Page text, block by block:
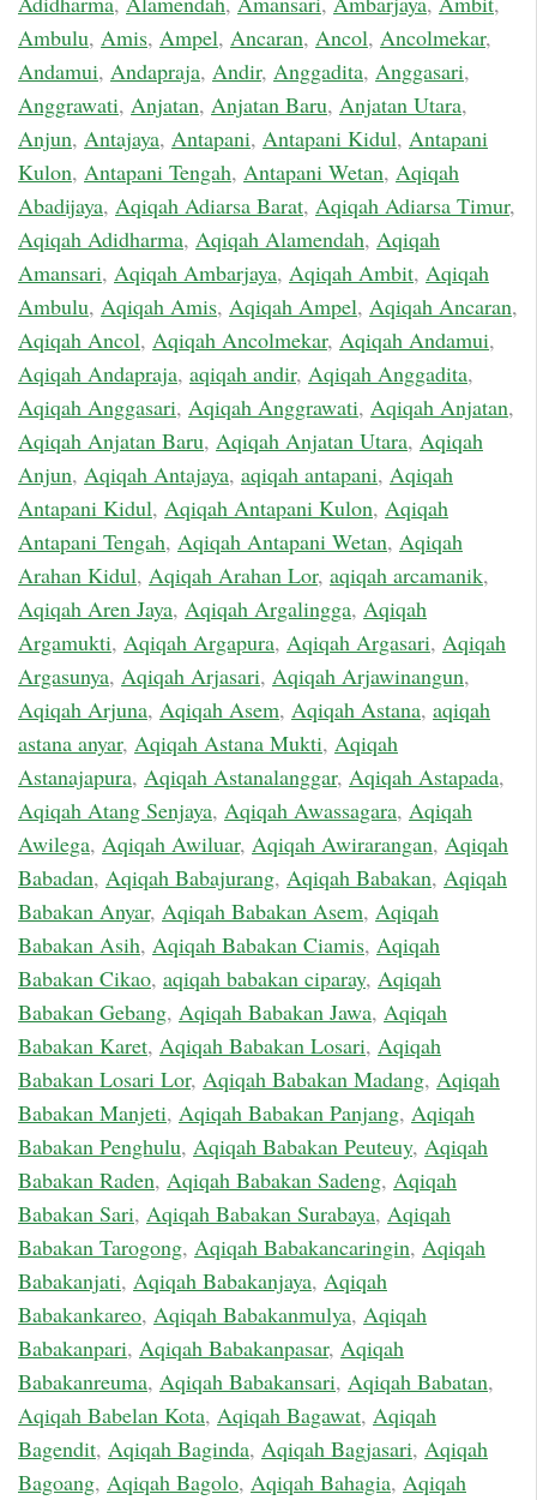
Ambulu, Amis, Ampel, Ancaran, Ancol, Ancolmekar,
Andamui, Andapraja, Andir, Anggadita, Anggasari,
Anggrawati, Anjatan, Anjatan Baru, Anjatan Utara,
Anjun, Antajaya, Antapani, Antapani Kidul, Antapani
Kulon, Antapani Tengah, Antapani Wetan, Aqiqah
Abadijaya, Aqiqah Adiarsa Barat, Aqiqah Adiarsa Timur,
Aqiqah Adidharma, Aqiqah Alamendah, Aqiqah
Amansari, Aqiqah Ambarjaya, Aqiqah Ambit, Aqiqah
Ambulu, Aqiqah Amis, Aqiqah Ampel, Aqiqah Ancaran,
Aqiqah Ancol, Aqiqah Ancolmekar, Aqiqah Andamui,
Aqiqah Andapraja, aqiqah andir, Aqiqah Anggadita,
Aqiqah Anggasari, Aqiqah Anggrawati, Aqiqah Anjatan,
Aqiqah Anjatan Baru, Aqiqah Anjatan Utara, Aqiqah
Anjun, Aqiqah Antajaya, aqiqah antapani, Aqiqah
Antapani Kidul, Aqiqah Antapani Kulon, Aqiqah
Antapani Tengah, Aqiqah Antapani Wetan, Aqiqah
Arahan Kidul, Aqiqah Arahan Lor, aqiqah arcamanik,
Aqiqah Aren Jaya, Aqiqah Argalingga, Aqiqah
Argamukti, Aqiqah Argapura, Aqiqah Argasari, Aqiqah
Argasunya, Aqiqah Arjasari, Aqiqah Arjawinangun,
Aqiqah Arjuna, Aqiqah Asem, Aqiqah Astana, aqiqah
astana anyar, Aqiqah Astana Mukti, Aqiqah
Astanajapura, Aqiqah Astanalanggar, Aqiqah Astapada,
Aqiqah Atang Senjaya, Aqiqah Awassagara, Aqiqah
Awilega, Aqiqah Awiluar, Aqiqah Awirarangan, Aqiqah
Babadan, Aqiqah Babajurang, Aqiqah Babakan, Aqiqah
Babakan Anyar, Aqiqah Babakan Asem, Aqiqah
Babakan Asih, Aqiqah Babakan Ciamis, Aqiqah
Babakan Cikao, aqiqah babakan ciparay, Aqiqah
Babakan Gebang, Aqiqah Babakan Jawa, Aqiqah
Babakan Karet, Aqiqah Babakan Losari, Aqiqah
Babakan Losari Lor, Aqiqah Babakan Madang, Aqiqah
Babakan Manjeti, Aqiqah Babakan Panjang, Aqiqah
Babakan Penghulu, Aqiqah Babakan Peuteuy, Aqiqah
Babakan Raden, Aqiqah Babakan Sadeng, Aqiqah
Babakan Sari, Aqiqah Babakan Surabaya, Aqiqah
Babakan Tarogong, Aqiqah Babakancaringin, Aqiqah
Babakanjati, Aqiqah Babakanjaya, Aqiqah
Babakankareo, Aqiqah Babakanmulya, Aqiqah
Babakanpari, Aqiqah Babakanpasar, Aqiqah
Babakanreuma, Aqiqah Babakansari, Aqiqah Babatan,
Aqiqah Babelan Kota, Aqiqah Bagawat, Aqiqah
Bagendit, Aqiqah Baginda, Aqiqah Bagjasari, Aqiqah
Bagoang, Aqiqah Bagolo, Aqiqah Bahagia, Aqiqah